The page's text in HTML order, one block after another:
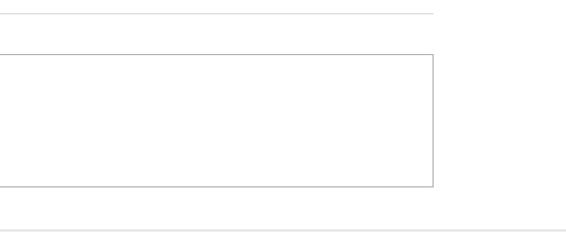
promesses différées,
l’idéologie prime sur le